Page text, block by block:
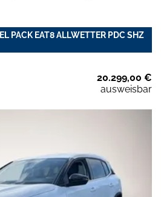
PACK EAT8 ALLWETTER PDC SHZ
20.299,00 €
ausweisbar